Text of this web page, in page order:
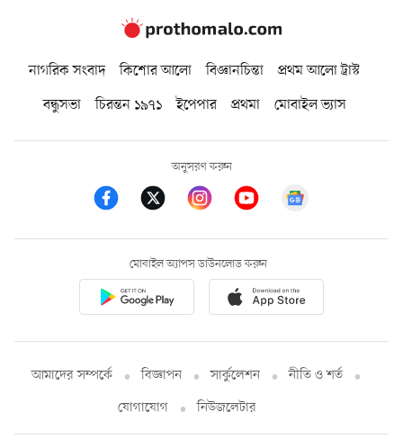
নাগরিক সংবাদ কিশোর আলো বিজ্ঞানচিন্তা
প্রথম আলো ট্রাস্ট
বন্ধুসভা
চিরন্তন ১৯৭১ ইপেপার প্রথমা মোবাইল ভ্যাস
অনুসরণ করুন
মোবাইল অ্যাপস ডাউনলোড করুন
আমাদের সম্পর্কে বিজ্ঞাপন সার্কুলেশন
নীতি ও শর্ত
যোগাযোগ
নিউজলেটার